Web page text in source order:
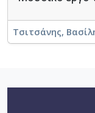
Τσιτσάνης,